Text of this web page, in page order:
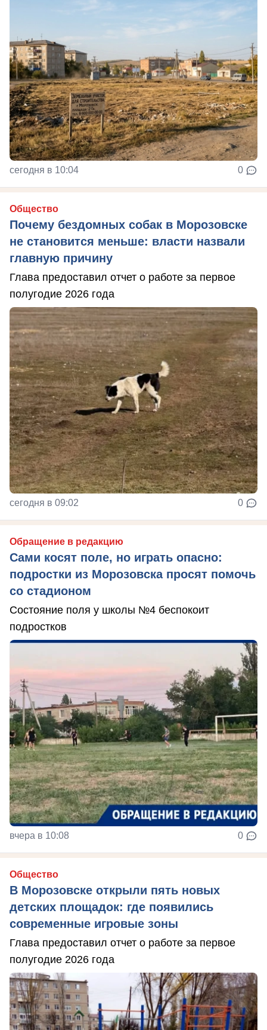
сегодня в 10:04 0
Общество
Почему бездомных собак в Морозовске
не становится меньше: власти назвали
главную причину
Глава предоставил отчет о работе за первое
полугодие 2026 года
сегодня в 09:02 0
Обращение в редакцию
Сами косят поле, но играть опасно:
подростки из Морозовска просят помочь
со стадионом
Состояние поля у школы №4 беспокоит
подростков
вчера в 10:08 0
Общество
В Морозовске открыли пять новых
детских площадок: где появились
современные игровые зоны
Глава предоставил отчет о работе за первое
полугодие 2026 года